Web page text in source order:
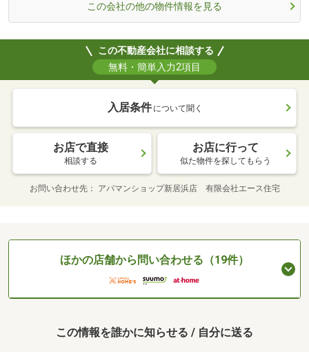
この会社の他の物件情報を見る
この不動産会社に相談する
無料・簡単入力2項目
入居条件 について聞く
お店で直接
相談する
お店に行って
似た物件を探してもらう
お問い合わせ先 アパマンショップ新居浜店 有限会社エース住宅
ほかの店舗から問い合わせる（19件）
この情報を誰かに知らせる / 自分に送る